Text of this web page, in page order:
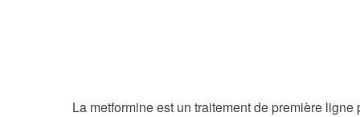
La metformine est un traitement de première